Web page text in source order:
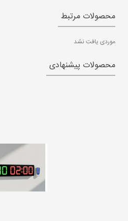
محصولات مرتبط
موردی یافت نشد
محصولات پیشنهادی